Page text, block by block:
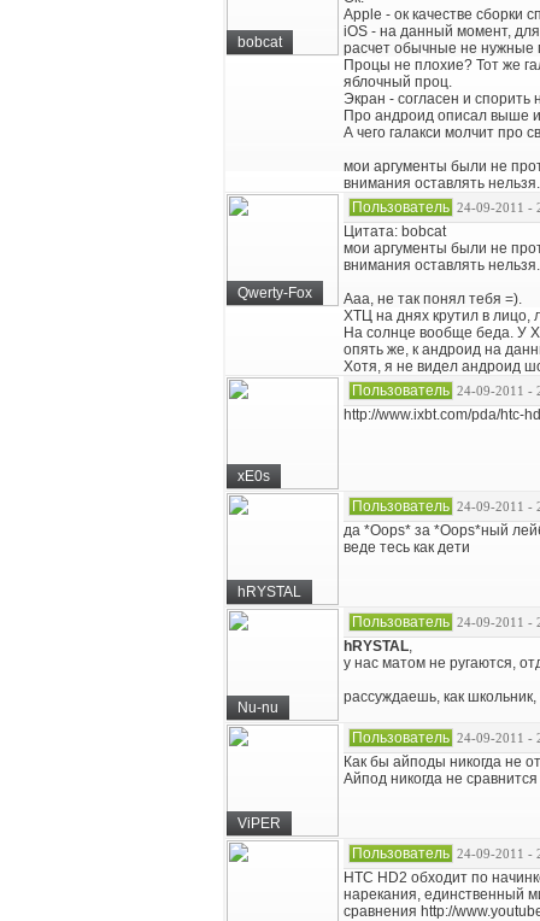
bobcat
Apple - ок качестве сборки
iOS - на данный момент,
расчет обычные не нужные
Процы не плохие? Тот же
яблочный проц.
Экран - согласен и спорить
Про андроид описал выше
А чего галакси молчит про
мои аргументы были не
внимания оставлять
Qwerty-Fox
Пользователь 24-09-2011 -
Цитата: bobcat
мои аргументы были не
внимания оставлять
Ааа, не так понял тебя =).
ХТЦ на днях крутил в лицо,
На солнце вообще беда. У
опять же, к андроид на
Хотя, я не видел андроид
xE0s
Пользователь 24-09-2011 -
http://www.ixbt.com/pda/htc-
hRYSTAL
Пользователь 24-09-2011 -
да *Oops* за *Oops*ный
веде тесь как дети
Nu-nu
Пользователь 24-09-2011 -
hRYSTAL,
у нас матом не ругаются,
рассуждаешь, как школьник,
ViPER
Пользователь 24-09-2011 -
Как бы айподы никогда не
Айпод никогда не
Пользователь 24-09-2011 -
HTC HD2 обходит по
нарекания, единственный
сравнения http://